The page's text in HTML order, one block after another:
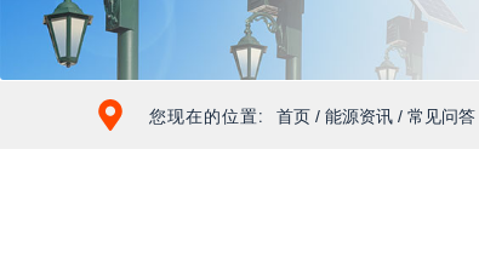
您现在的位置: 首页 / 能源资讯 / 常见问答